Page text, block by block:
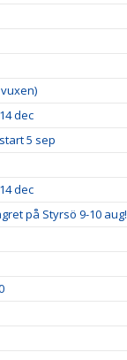
dec
5 sep
dec
på Styrsö 9-10 aug!